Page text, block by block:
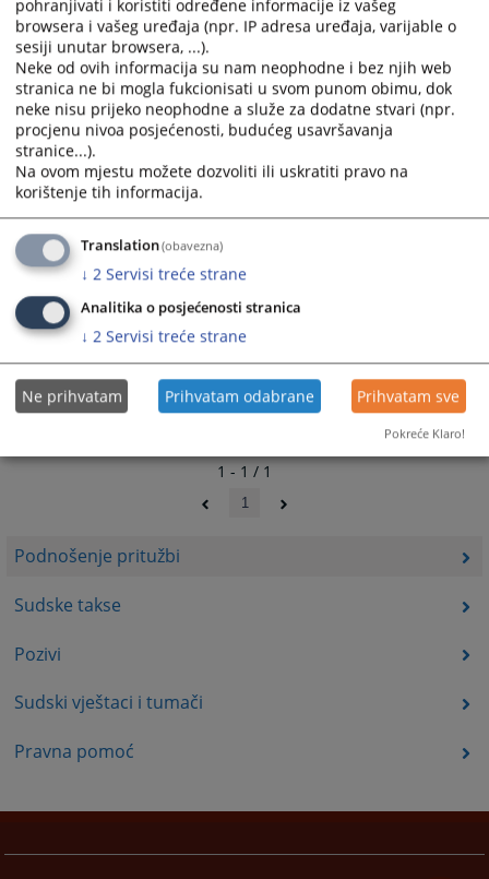
Podnošenje pritužbi
Sudske takse
Pozivi
Sudski vještaci i tumači
Pravna pomoć
1 - 1 / 1
1
pohranjivati i koristiti određene informacije iz vašeg
browsera i vašeg uređaja (npr. IP adresa uređaja, varijable o
sesiji unutar browsera, ...).
Neke od ovih informacija su nam neophodne i bez njih web
stranica ne bi mogla fukcionisati u svom punom obimu, dok
neke nisu prijeko neophodne a služe za dodatne stvari (npr.
procjenu nivoa posjećenosti, budućeg usavršavanja
stranice...).
Na ovom mjestu možete dozvoliti ili uskratiti pravo na
korištenje tih informacija.
Translation(obavezna)
↓ 2 Servisi treće strane
Analitika o posjećenosti stranica
↓ 2 Servisi treće strane
Ne prihvatam Prihvatam odabrane Prihvatam sve
Pokreće Klaro!